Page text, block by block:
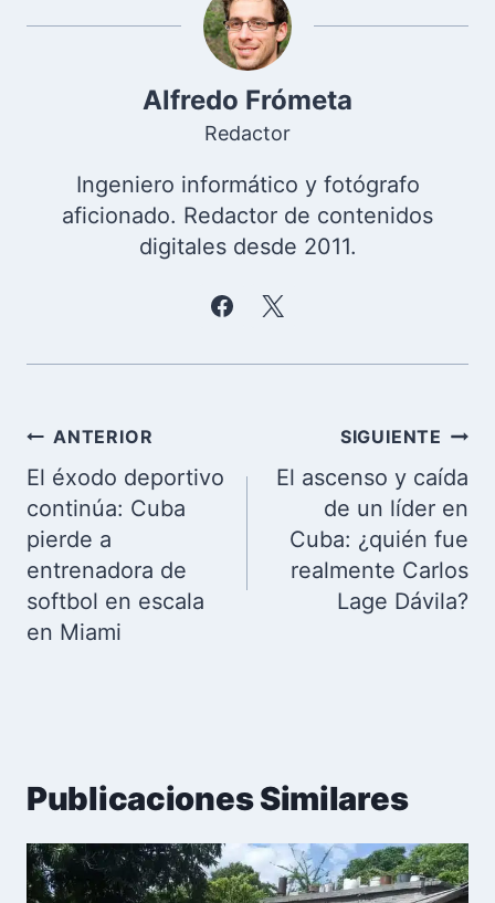
Alfredo Frómeta
Redactor
Ingeniero informático y fotógrafo
aficionado. Redactor de contenidos
digitales desde 2011.
Navegación
de
entradas
ANTERIOR
El éxodo deportivo
continúa: Cuba
pierde a
entrenadora de
softbol en escala
en Miami
SIGUIENTE
El ascenso y caída
de un líder en
Cuba: ¿quién fue
realmente Carlos
Lage Dávila?
Publicaciones Similares